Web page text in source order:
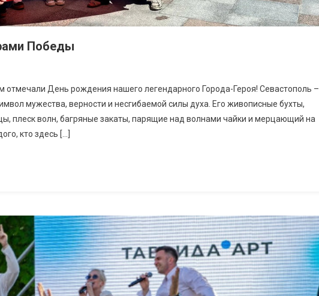
Победы
отмечали День рождения нашего легендарного Города-Героя! Севастополь –
мужества, верности и несгибаемой силы духа. Его живописные бухты,
плеск волн, багряные закаты, парящие над волнами чайки и мерцающий на
кто здесь […]